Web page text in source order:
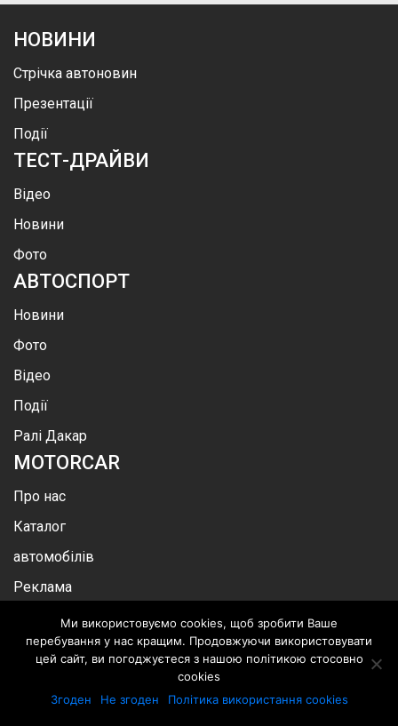
НОВИНИ
Стрічка автоновин
Презентації
Події
ТЕСТ-ДРАЙВИ
Відео
Новини
Фото
АВТОСПОРТ
Новини
Фото
Відео
Події
Ралі Дакар
MOTORCAR
Про нас
Каталог
автомобілів
Реклама
Контакти
БУТИ У КУРСІ НОВИН
Ми використовуємо cookies, щоб зробити Ваше
перебування у нас кращим. Продовжуючи використовувати
цей сайт, ви погоджуєтеся з нашою політикою стосовно
cookies
Згоден
Не згоден Політика використання cookies